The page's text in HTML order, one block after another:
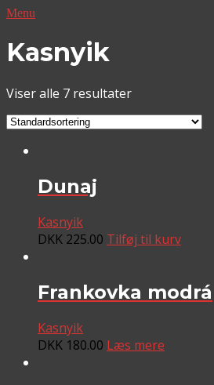
Menu
Kasnyik
Viser alle 7 resultater
Dunaj
Kasnyik
DKK 225.00 Tilføj til kurv
Frankovka modrá
Kasnyik
DKK 180.00 Læs mere
▼
▼